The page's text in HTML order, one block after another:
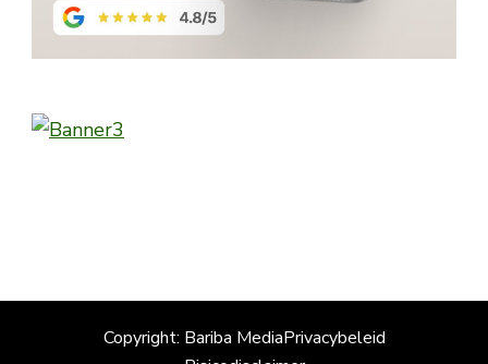
Copyright: Bariba MediaPrivacybeleid